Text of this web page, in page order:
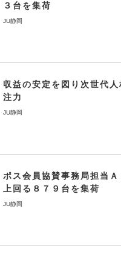
３台を集荷
JU静岡
収益の安定を図り次世代人
注力
JU静岡
ポス会員協賛事務局担当
上回る８７９台を集荷
JU静岡